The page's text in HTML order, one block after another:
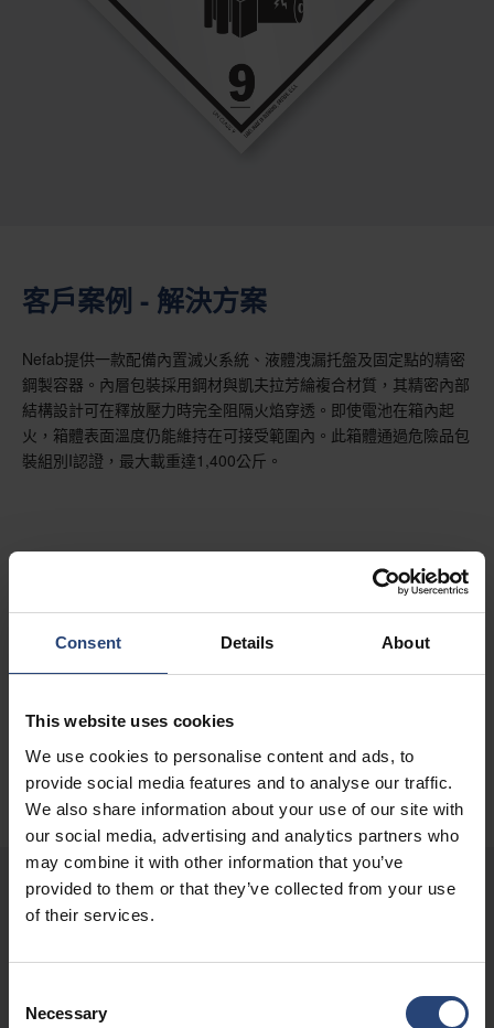
Consent Details About
This website uses cookies
We use cookies to personalise content and ads, to
provide social media features and to analyse our traffic.
We also share information about your use of our site with
our social media, advertising and analytics partners who
may combine it with other information that you’ve
provided to them or that they’ve collected from your use
of their services.
Selection
Necessary
客戶案例 - 解決方案
Nefab提供一款配備內置滅火系統、液體洩漏托盤及固定點的精密
鋼製容器。內層包裝採用鋼材與凱夫拉芳綸複合材質，其精密內部
結構設計可在釋放壓力時完全阻隔火焰穿透。即使電池在箱內起
火，箱體表面溫度仍能維持在可接受範圍內。此箱體通過危險品包
裝組別I認證，最大載重達1,400公斤。
客戶案例 - 效益
中可能構成重大危險。該容器經過優化設計，可撲滅內部可能發生